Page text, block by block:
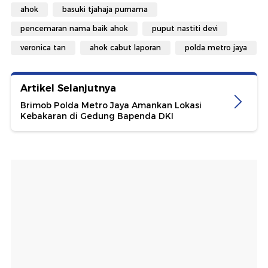
ahok basuki tjahaja purnama
pencemaran nama baik ahok puput nastiti devi
veronica tan ahok cabut laporan polda metro jaya
Artikel Selanjutnya
Brimob Polda Metro Jaya Amankan Lokasi
Kebakaran di Gedung Bapenda DKI